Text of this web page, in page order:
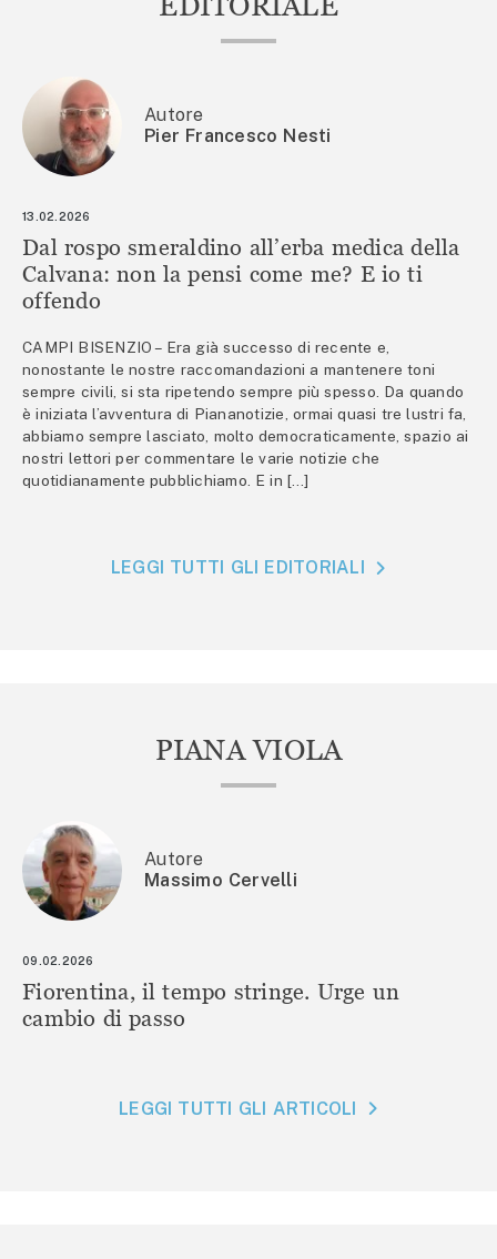
Autore
Pier Francesco Nesti
13.02.2026
Dal rospo smeraldino all’erba medica della
Calvana: non la pensi come me? E io ti
offendo
CAMPI BISENZIO – Era già successo di recente e,
nonostante le nostre raccomandazioni a mantenere toni
sempre civili, si sta ripetendo sempre più spesso. Da quando
è iniziata l’avventura di Piananotizie, ormai quasi tre lustri fa,
abbiamo sempre lasciato, molto democraticamente, spazio ai
nostri lettori per commentare le varie notizie che
quotidianamente pubblichiamo. E in […]
LEGGI TUTTI GLI EDITORIALI
PIANA VIOLA
Autore
Massimo Cervelli
09.02.2026
Fiorentina, il tempo stringe. Urge un
cambio di passo
LEGGI TUTTI GLI ARTICOLI